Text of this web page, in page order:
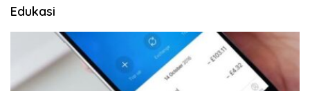
Edukasi